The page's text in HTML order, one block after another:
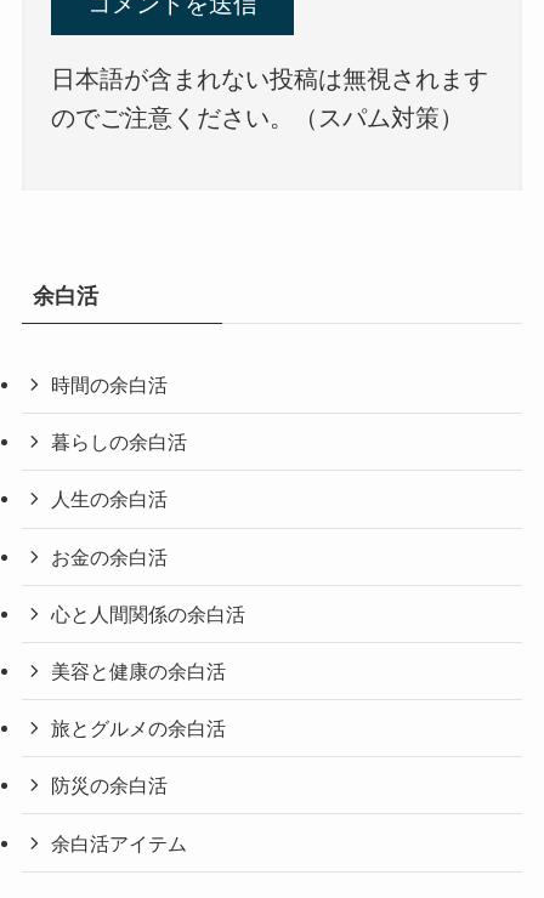
日本語が含まれない投稿は無視されます
のでご注意ください。（スパム対策）
余白活
時間の余白活
暮らしの余白活
人生の余白活
お金の余白活
心と人間関係の余白活
美容と健康の余白活
旅とグルメの余白活
防災の余白活
余白活アイテム